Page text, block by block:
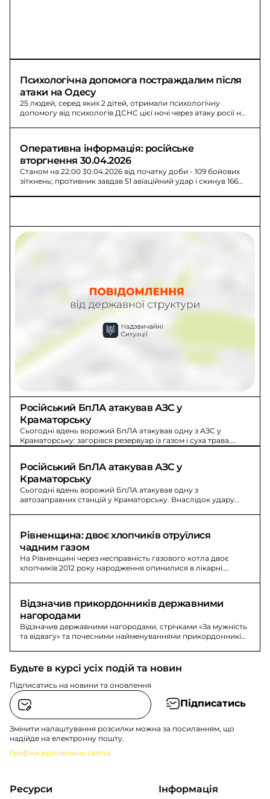
Психологічна допомога постраждалим після
атаки на Одесу
25 людей, серед яких 2 дітей, отримали психологічну
допомогу від психологів ДСНС цієї ночі через атаку росії на
Оперативна інформація: російське
вторгнення 30.04.2026
Станом на 22:00 30.04.2026 від початку доби - 109 бойових
зіткнень; противник завдав 51 авіаційний удар і скинув 166
Російський БпЛА атакував АЗС у
Краматорську
Сьогодні вдень ворожий БпЛА атакував одну з АЗС у
Краматорську: загорівся резервуар із газом і суха трава.
Російський БпЛА атакував АЗС у
Краматорську
Сьогодні вдень ворожий БпЛА атакував одну з
автозаправних станцій у Краматорську. Внаслідок удару
Рівненщина: двоє хлопчиків отруїлися
чадним газом
На Рівненщині через несправність газового котла двоє
хлопчиків 2012 року народження опинилися в лікарні.
Відзначив прикордонників державними
нагородами
Відзначив державними нагородами, стрічками «За мужність
та відвагу» та почесними найменуваннями прикордонників
Будьте в курсі усіх подій та новин
Підписатись на новини та оновлення
Підписатись
Змінити налаштування розсилки можна за посиланням, що
надійде на електронну пошту.
Графіки відключень світла
Ресурси Інформація